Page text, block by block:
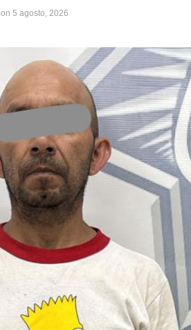
on 5 agosto, 2026